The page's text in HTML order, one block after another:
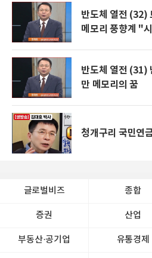
반도체 열전 (32)
메모리 풍향계 "
반도체 열전 (31)
만 메모리의 꿈
청개구리 국민연
글로벌비즈 종합
증권 산업
부동산·공기업 유통경제